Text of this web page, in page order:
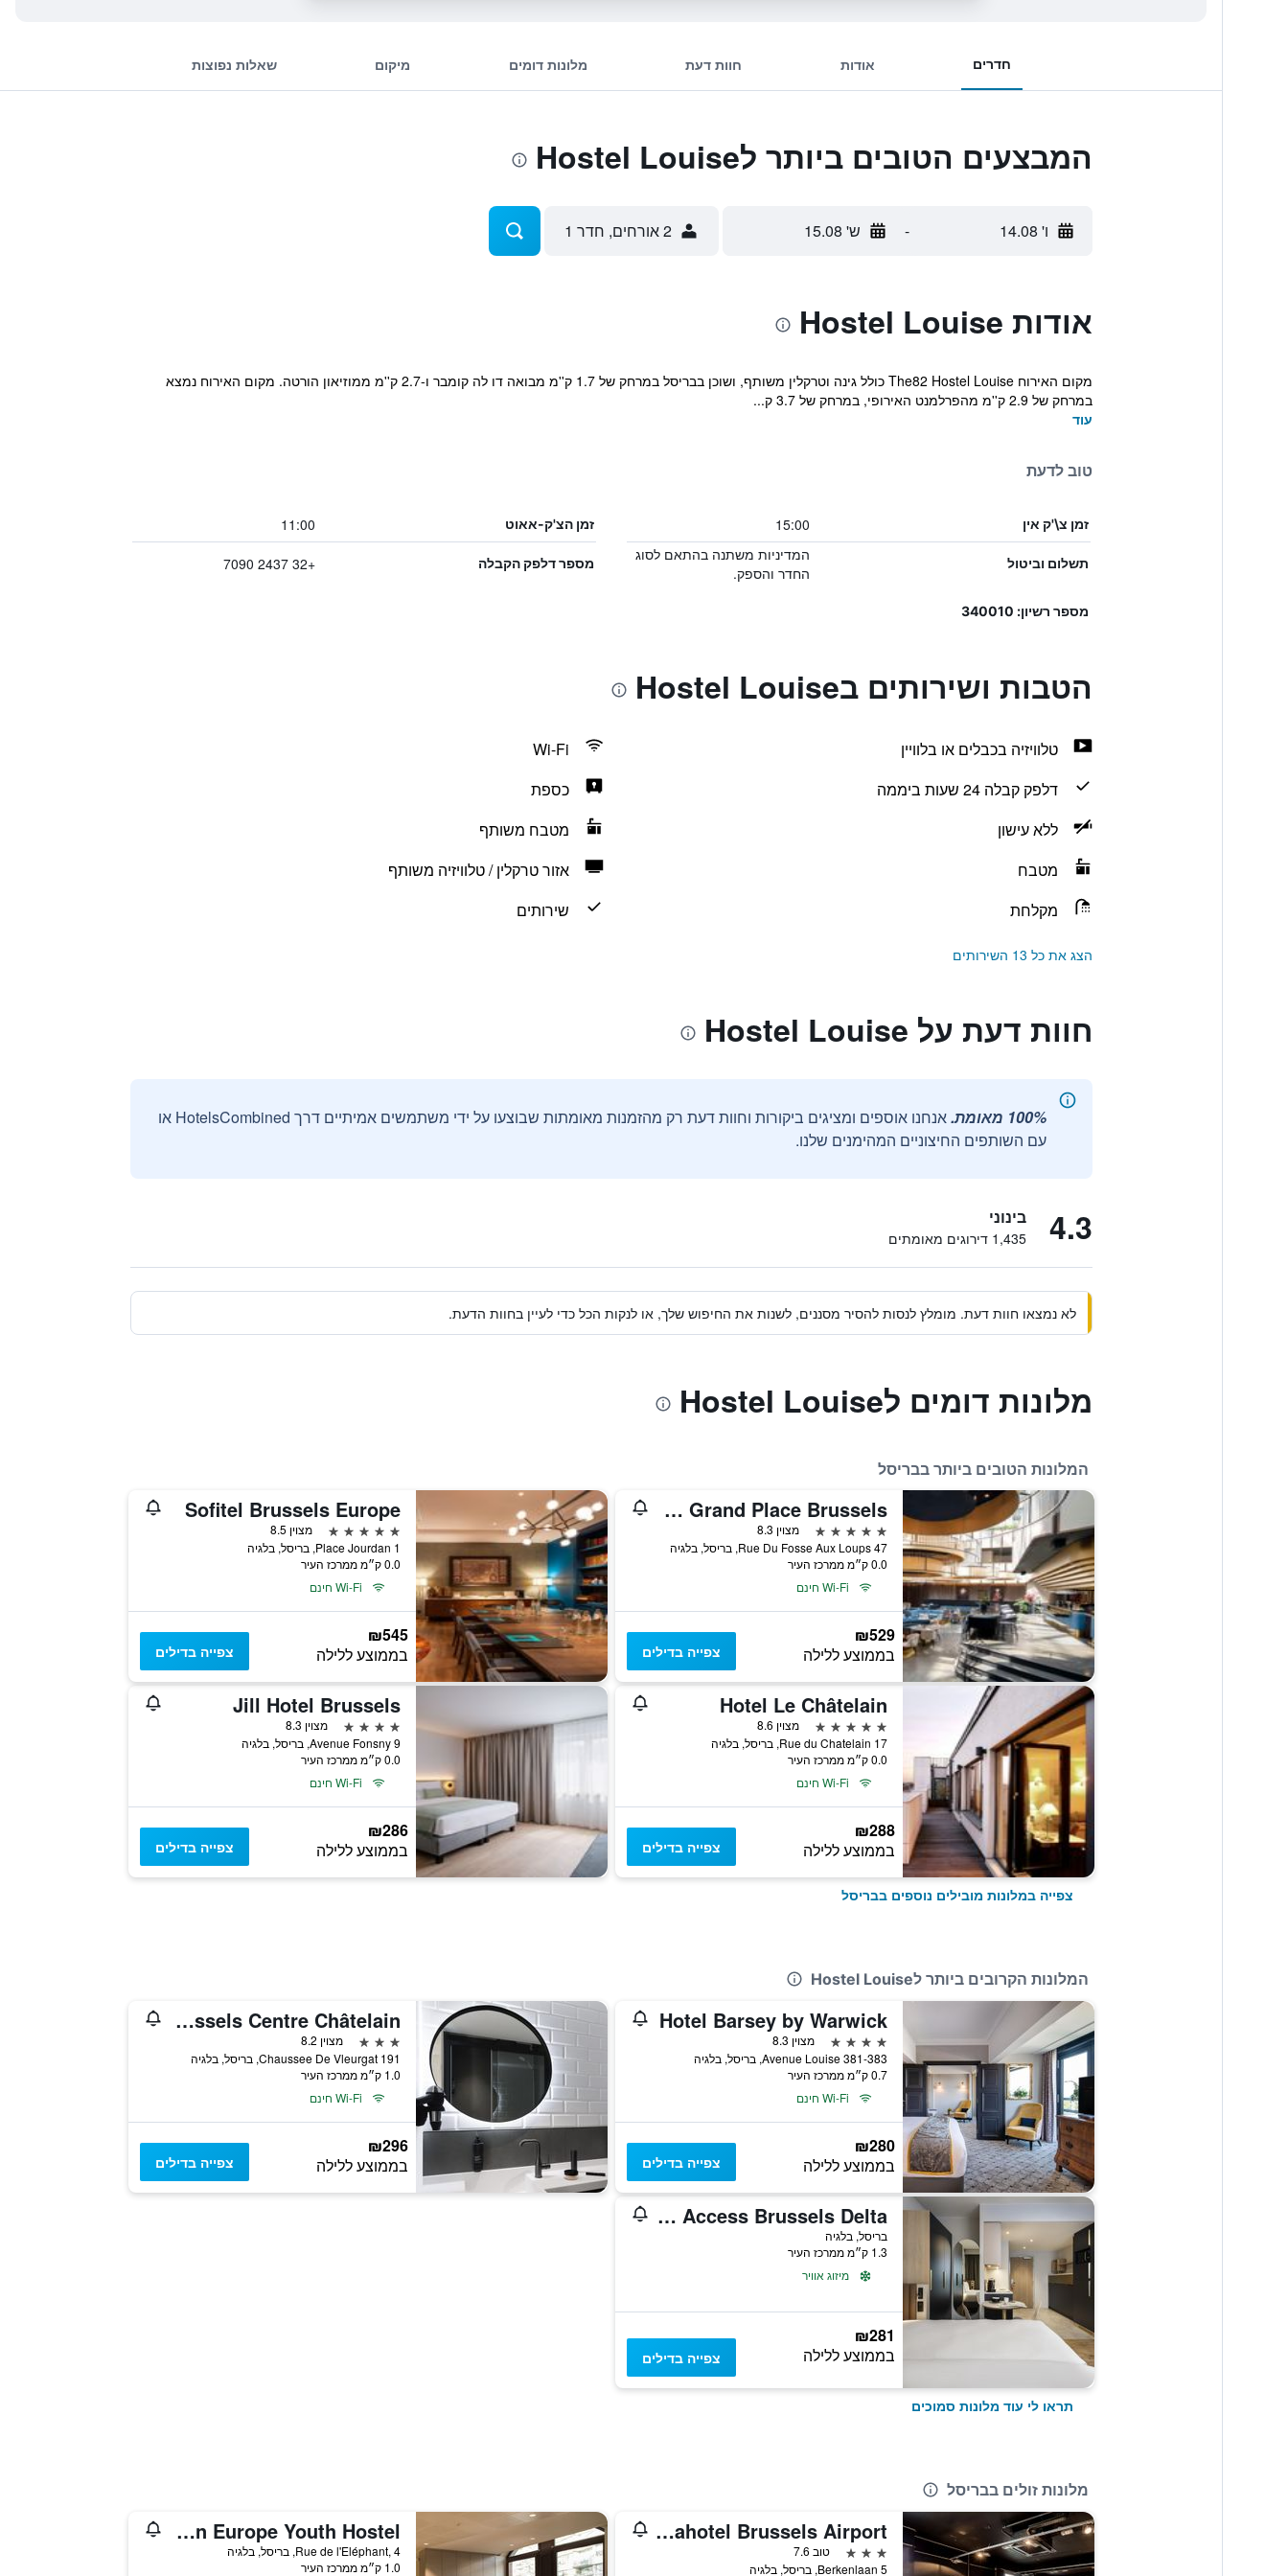
חדרים אודות חוות דעת מלונות דומים מיקום שאלות נפוצות
המבצעים הטובים ביותר לHostel Louise
ו' 14.08 - ש' 15.08 2 אורחים, חדר 1
אודות Hostel Louise
מקום האירוח The82 Hostel Louise כולל גינה וטרקלין משותף, ושוכן בבריסל במרחק של 1.7 ק''מ מבואה דו לה קומבר ו-2.7 ק''מ ממוזיאון הורטה. מקום האירוח נמצא
במרחק של 2.9 ק''מ מהפרלמנט האירופי, במרחק של 3.7 ק...
עוד
טוב לדעת
זמן צ\'ק אין 15:00 זמן הצ'ק-אאוט 11:00
תשלום וביטול
המדיניות משתנה בהתאם לסוג
החדר והספק.
מספר דלפק הקבלה +32 2437 7090
מספר רשיון: 340010
הטבות ושירותים בHostel Louise
טלוויזיה בכבלים או בלוויין
Wi-Fi
דלפק קבלה 24 שעות ביממה
כספת
ללא עישון
מטבח משותף
מטבח
אזור טרקלין / טלוויזיה משותף
מקלחת
שירותים
הצג את כל 13 השירותים
חוות דעת על Hostel Louise
100% מאומת.
אנחנו אוספים ומציגים ביקורות וחוות דעת רק מהזמנות מאומתות שבוצעו על ידי משתמשים אמיתיים דרך HotelsCombined או
עם השותפים החיצוניים המהימנים שלנו.
4.3 בינוני
1,435 דירוגים מאומתים
לא נמצאו חוות דעת. מומלץ לנסות להסיר מסננים, לשנות את החיפוש שלך, או לנקות הכל כדי לעיין בחוות הדעת.
מלונות דומים לHostel Louise
המלונות הטובים ביותר בבריסל
Radisson Collection Grand Place Brussels
5 כוכבים
מצוין 8.3
47 Rue Du Fosse Aux Loups, בריסל, בלגיה
0.0 ק״מ ממרכז העיר
Wi-Fi חינם
₪529
בממוצע ללילה צפייה בדילים
Sofitel Brussels Europe
5 כוכבים
מצוין 8.5
Place Jourdan 1, בריסל, בלגיה
0.0 ק״מ ממרכז העיר
Wi-Fi חינם
₪545
בממוצע ללילה צפייה בדילים
Hotel Le Châtelain
5 כוכבים
מצוין 8.6
17 Rue du Chatelain, בריסל, בלגיה
0.0 ק״מ ממרכז העיר
Wi-Fi חינם
₪288
בממוצע ללילה צפייה בדילים
Jill Hotel Brussels
4 כוכבים
מצוין 8.3
Avenue Fonsny 9, בריסל, בלגיה
0.0 ק״מ ממרכז העיר
Wi-Fi חינם
₪286
בממוצע ללילה צפייה בדילים
צפייה במלונות מובילים נוספים בבריסל
המלונות הקרובים ביותר לHostel Louise
Hotel Barsey by Warwick
4 כוכבים
מצוין 8.3
381-383 Avenue Louise, בריסל, בלגיה
0.7 ק״מ ממרכז העיר
Wi-Fi חינם
₪280
בממוצע ללילה צפייה בדילים
ibis Brussels Centre Châtelain
3 כוכבים
מצוין 8.2
Chaussee De Vleurgat 191, בריסל, בלגיה
1.0 ק״מ ממרכז העיר
Wi-Fi חינם
₪296
בממוצע ללילה צפייה בדילים
Adagio Access Brussels Delta
בריסל, בלגיה
1.3 ק״מ ממרכז העיר
מיזוג אוויר
₪281
בממוצע ללילה צפייה בדילים
תראו לי עוד מלונות סמוכים
מלונות זולים בבריסל
pentahotel Brussels Airport
3 כוכבים
טוב 7.6
Berkenlaan 5, בריסל, בלגיה
Generation Europe Youth Hostel
Rue de l'Eléphant, 4, בריסל, בלגיה
1.0 ק״מ ממרכז העיר